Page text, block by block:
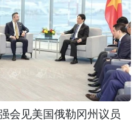
会见美国俄勒冈州议员